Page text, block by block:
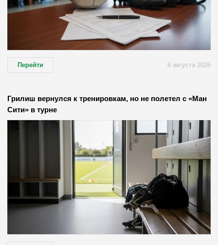
Перейти 6 августа 2026
Грилиш вернулся к тренировкам, но не полетел с «Ман
Сити» в турне